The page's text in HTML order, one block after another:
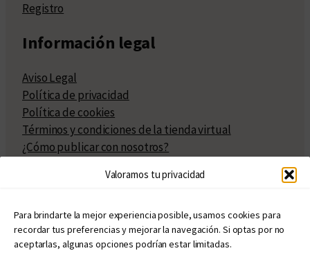
Valoramos tu privacidad
Para brindarte la mejor experiencia posible, usamos cookies para
recordar tus preferencias y mejorar la navegación. Si optas por no
aceptarlas, algunas opciones podrían estar limitadas.
Registro
Información legal
Aviso Legal
Política de privacidad
Política de cookies
Términos y condiciones de la tienda virtual
¿Cómo publicar con nosotros?
Políticas de publicación
Políticas de coedición
Atribuciones